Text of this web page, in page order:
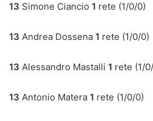
13 Simone Ciancio 1 rete (1/0/0)
13 Andrea Dossena 1 rete (1/0/0)
13 Alessandro Mastalli 1 rete (1/
13 Antonio Matera 1 rete (1/0/0)